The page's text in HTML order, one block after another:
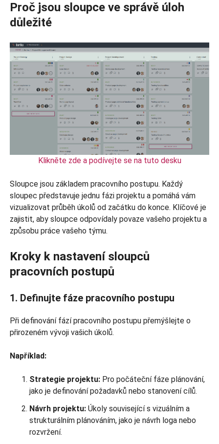
Proč jsou sloupce ve správě úloh
důležité
Klikněte zde a podívejte se na tuto desku
Sloupce jsou základem pracovního postupu. Každý
sloupec představuje jednu fázi projektu a pomáhá vám
vizualizovat průběh úkolů od začátku do konce. Klíčové je
zajistit, aby sloupce odpovídaly povaze vašeho projektu a
způsobu práce vašeho týmu.
Kroky k nastavení sloupců
pracovních postupů
1. Definujte fáze pracovního postupu
Při definování fází pracovního postupu přemýšlejte o
přirozeném vývoji vašich úkolů.
Například:
Strategie projektu: Pro počáteční fáze plánování,
jako je definování požadavků nebo stanovení cílů.
Návrh projektu: Úkoly související s vizuálním a
strukturálním plánováním, jako je návrh loga nebo
rozvržení.